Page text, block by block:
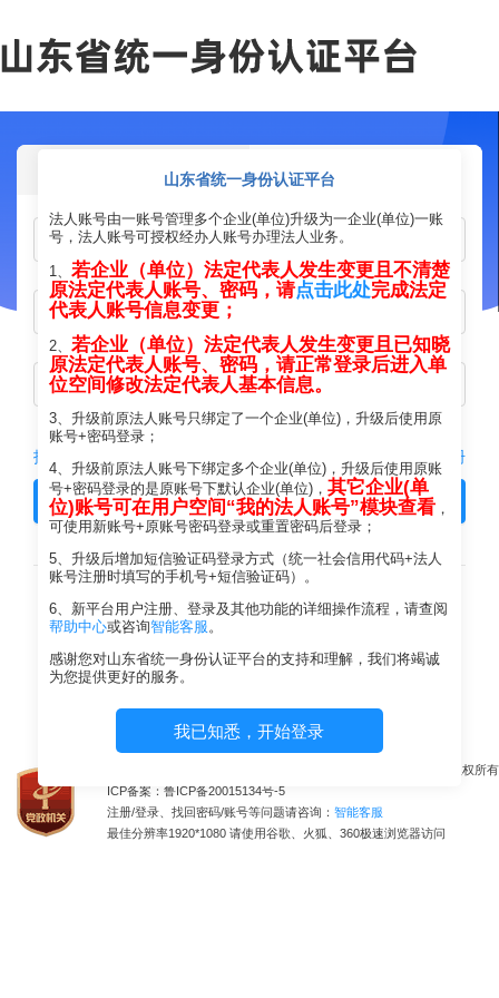
山东省统一身份认证平台
法人账号由一账号管理多个企业(单位)升级为一企业(单位)一账
号，法人账号可授权经办人账号办理法人业务。
1、
若企业（单位）法定代表人发生变更且不清楚
原法定代表人账号、密码，请点击此处完成法定
代表人账号信息变更；
2、
若企业（单位）法定代表人发生变更且已知晓
原法定代表人账号、密码，请正常登录后进入单
位空间修改法定代表人基本信息。
3、升级前原法人账号只绑定了一个企业(单位)，升级后使用原
账号+密码登录；
4、升级前原法人账号下绑定多个企业(单位)，升级后使用原账
号+密码登录的是原账号下默认企业(单位)， 其它企业(单
位)账号可在用户空间“我的法人账号”模块查看，
可使用新账号+原账号密码登录或重置密码后登录；
5、升级后增加短信验证码登录方式（统一社会信用代码+法人
账号注册时填写的手机号+短信验证码）。
6、新平台用户注册、登录及其他功能的详细操作流程，请查阅
帮助中心或咨询智能客服 。
感谢您对山东省统一身份认证平台的支持和理解，我们将竭诚
为您提供更好的服务。
我已知悉，开始登录
找回法人账号/密码 立即注册
登 录
其他方式登录
短信验证码登
山东省大数据局主办 山东省大数据中心承办 山东省大数据局版权所有
ICP备案：鲁ICP备20015134号-5
注册/登录、找回密码/账号等问题请咨询： 智能客服
最佳分辨率1920*1080 请使用谷歌、火狐、360极速浏览器访问